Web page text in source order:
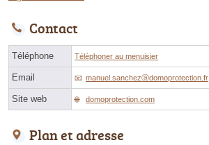
Contact
Téléphone Téléphoner au menuisier
Email manuel.sanchezⓐdomoprotection.fr
Site web domoprotection.com
Plan et adresse